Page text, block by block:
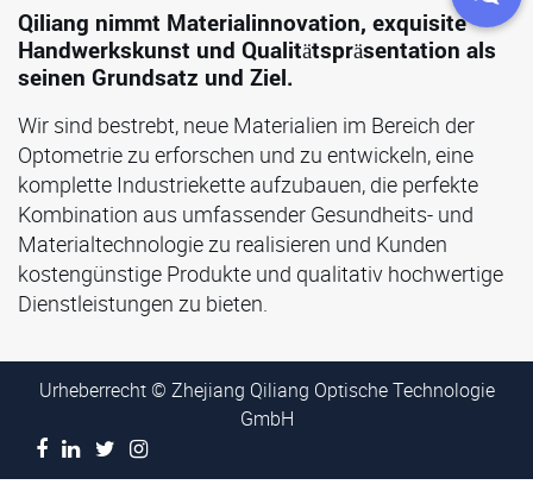
Qiliang nimmt Materialinnovation, exquisite
Handwerkskunst und Qualitätspräsentation als
seinen Grundsatz und Ziel.
Wir sind bestrebt, neue Materialien im Bereich der
Optometrie zu erforschen und zu entwickeln, eine
komplette Industriekette aufzubauen, die perfekte
Kombination aus umfassender Gesundheits- und
Materialtechnologie zu realisieren und Kunden
kostengünstige Produkte und qualitativ hochwertige
Dienstleistungen zu bieten.
Urheberrecht © Zhejiang Qiliang Optische Technologie
GmbH